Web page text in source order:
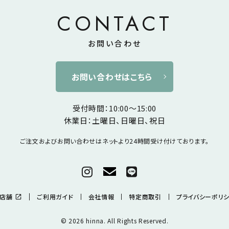
CONTACT
お問い合わせ
お問い合わせはこちら
受付時間：10:00～15:00
休業日：土曜日、日曜日、祝日
ご注文およびお問い合わせはネットより24時間受け付けております。
舗 open_in_new ご利用ガイド 会社情報 特定商取引 プライバシーポリ
© 2026 hinna. All Rights Reserved.